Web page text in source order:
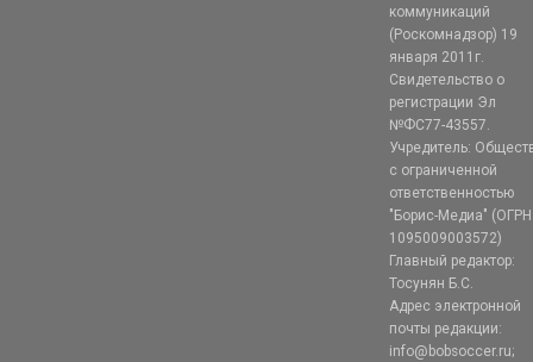
коммуникаций
(Роскомнадзор) 19
января 2011г.
Свидетельство о
регистрации Эл
№ФС77-43557.
Учредитель:
с ограниченной
ответственностью
"Борис-Медиа" (ОГРН
1095009003572)
Главный редактор:
Тосунян Б.С.
Адрес электронной
почты редакции:
info@bobsoccer.ru;